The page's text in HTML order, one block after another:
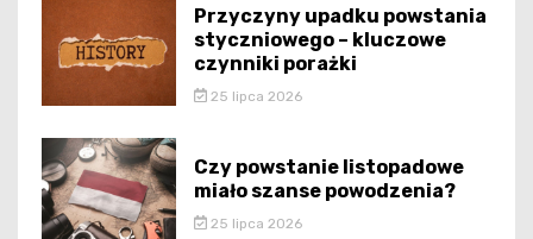
Przyczyny upadku powstania
styczniowego – kluczowe
czynniki porażki
25 lipca 2026
Czy powstanie listopadowe
miało szanse powodzenia?
25 lipca 2026